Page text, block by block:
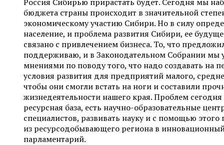
бюджета страны происходит в значительной
экономическому участию Сибири. Но в силу
население, и проблема развития Сибири, ее
связано с привлечением бизнеса. То, что
поддерживаю, и в Законодательном Собрании мы
мнениями по поводу того, что надо создавать на
условия развития для предприятий малого,
чтобы они смогли встать на ноги и составили
жизнедеятельности нашего края. Проблем сегодня
ресурсная база, есть научно-образовательные
специалистов, развивать науку и с помощью
из ресурсодобывающего региона в
парламентарий.